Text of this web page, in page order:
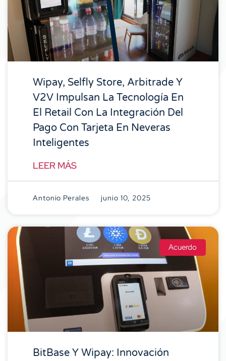
Wipay, Selfly Store, Arbitrade Y
V2V Impulsan La Tecnología En
El Retail Con La Integración Del
Pago Con Tarjeta En Neveras
Inteligentes
LEER MÁS
Antonio Perales junio 10, 2025
Acuerdo
BitBase Y Wipay: Innovación